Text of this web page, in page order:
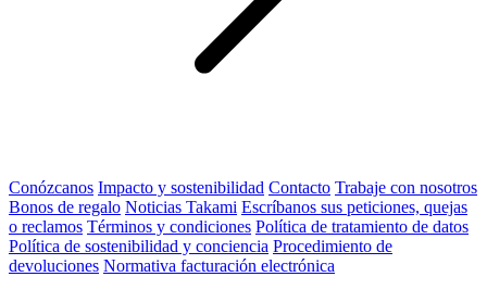
Conózcanos Impacto y sostenibilidad Contacto Trabaje con nosotros
Bonos de regalo Noticias Takami Escríbanos sus peticiones, quejas
o reclamos Términos y condiciones Política de tratamiento de datos
Política de sostenibilidad y conciencia Procedimiento de
devoluciones Normativa facturación electrónica